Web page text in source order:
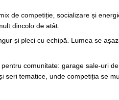
de competiție, socializare și
dincolo de atât.
și pleci cu echipă. Lumea se
comunitate: garage sale-uri
seri tematice, unde competiția se